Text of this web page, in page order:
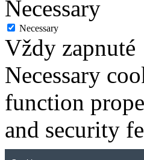
Necessary
Necessary
Vždy zapnuté
Necessary
function
and security